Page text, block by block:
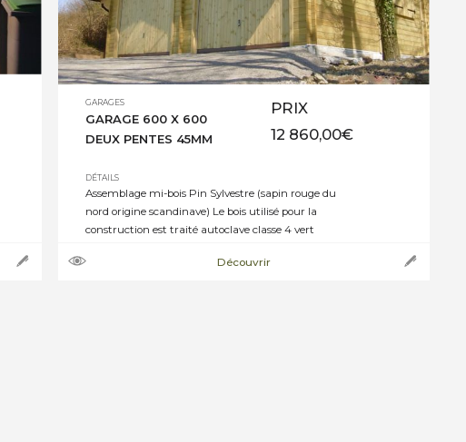
GARAGES
GARAGE 600 X 600
DEUX PENTES 45MM
PRIX
12 860,00€
DÉTAILS
Assemblage mi-bois Pin Sylvestre (sapin rouge du
nord origine scandinave) Le bois utilisé pour la
construction est traité autoclave classe 4 vert
couverture panneaux tuiles métalliques Sans
Découvrir